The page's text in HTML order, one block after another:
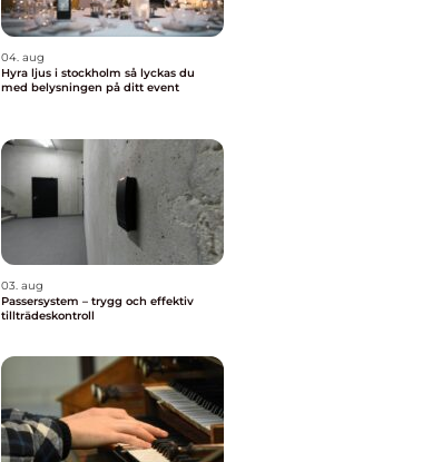
04. aug
Hyra ljus i stockholm så lyckas du
med belysningen på ditt event
03. aug
Passersystem – trygg och effektiv
tillträdeskontroll